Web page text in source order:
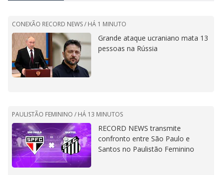
CONEXÃO RECORD NEWS / HÁ 1 MINUTO
Grande ataque ucraniano mata 13
pessoas na Rússia
PAULISTÃO FEMININO / HÁ 13 MINUTOS
RECORD NEWS transmite
confronto entre São Paulo e
Santos no Paulistão Feminino